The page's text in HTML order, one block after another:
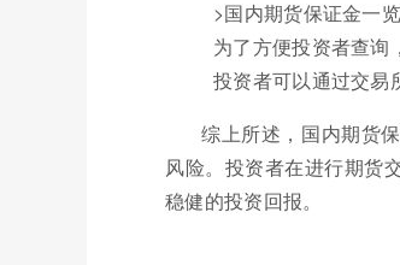
>国内期货保证金一览
为了方便投资者查询
投资者可以通过交易
综上所述，国内期货
风险。投资者在进行期货
稳健的投资回报。